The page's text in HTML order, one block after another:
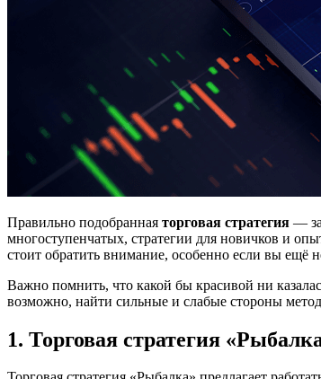
Правильно подобранная торговая стратегия —
многоступенчатых, стратегии для новичков и
стоит обратить внимание, особенно если вы ещё
Важно помнить, что какой бы красивой ни
возможно, найти сильные и слабые стороны
1. Торговая стратегия